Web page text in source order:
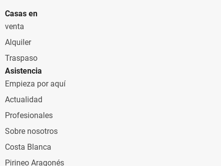
Casas en
venta
Alquiler
Traspaso
Asistencia
Empieza por aquí
Actualidad
Profesionales
Sobre nosotros
Costa Blanca
Pirineo Aragonés